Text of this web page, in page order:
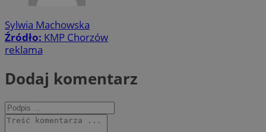
Sylwia Machowska
Źródło: KMP Chorzów
reklama
Dodaj komentarz